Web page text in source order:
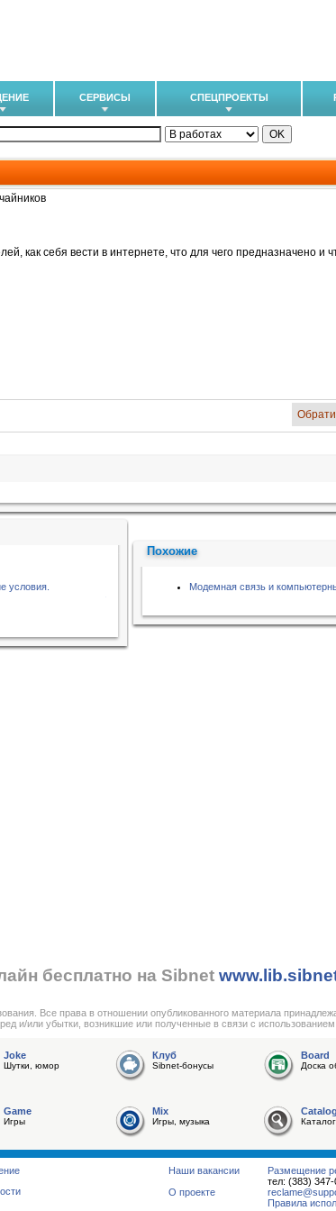
СЕРВИСЫ СПЕЦПРОЕКТЫ
как себя вести в интернете, что для чего предназначено и
условия.
Похожие
Модемная связь и
бесплатно на Sibnet
Все права в отношении опубликованного материала
и/или убытки, возникшие или полученные в связи с
Joke
Шутки, юмор
Клуб
Sibnet-бонусы
Board
Доска
Game
Игры
Mix
Игры, музыка
Catalog
Размещение
тел: (383)
Правила
Наши вакансии
О проекте